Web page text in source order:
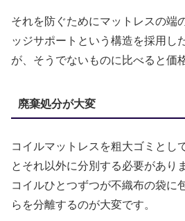
それを防ぐためにマットレスの端
ッジサポートという構造を採用し
が、そうでないものに比べると価
廃棄処分が大変
コイルマットレスを粗大ゴミとし
とそれ以外に分別する必要があり
コイルひとつずつが不織布の袋に
らを分離するのが大変です。